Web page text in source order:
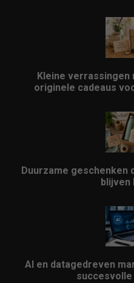
Kleine verrassingen
originele cadeaus
Duurzame geschenken
blijven
AI en datagedreven